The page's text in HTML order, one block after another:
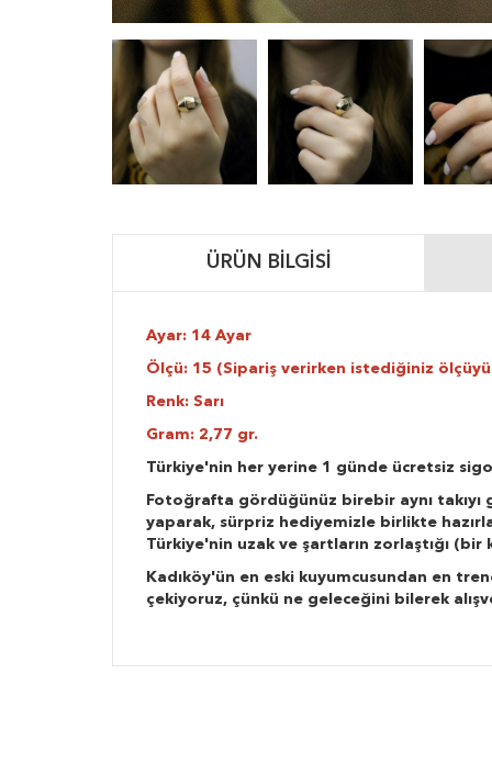
ÜRÜN BILGISI
Ayar: 14 Ayar
Ölçü: 15 (Sipariş verirken istediğiniz
Renk: Sarı
Gram: 2,77 gr.
Türkiye'nin her yerine 1 günde ücretsiz
Fotoğrafta gördüğünüz birebir aynı
yaparak, sürpriz hediyemizle birlikte
Türkiye'nin uzak ve şartların zorlaştığı
Kadıköy'ün en eski kuyumcusundan en
çekiyoruz, çünkü ne geleceğini bilerek